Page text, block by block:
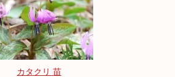
カタクリ 苗